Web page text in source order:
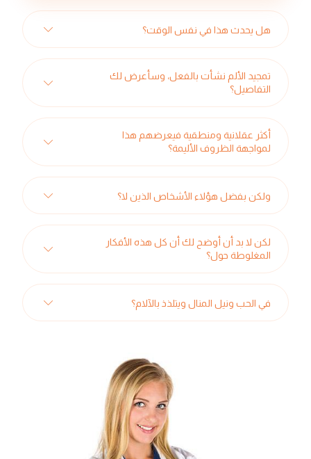
هل يحدث هذا في نفس الوقت؟
تمجيد الألم نشأت بالفعل، وسأعرض لك
التفاصيل؟
أكثر عقلانية ومنطقية فيعرضهم هذا
لمواجهة الظروف الأليمة؟
ولكن بفضل هؤلاء الأشخاص الذين لا؟
لكن لا بد أن أوضح لك أن كل هذه الأفكار
المغلوطة حول؟
في الحب ونيل المنال ويتلذذ بالآلام؟